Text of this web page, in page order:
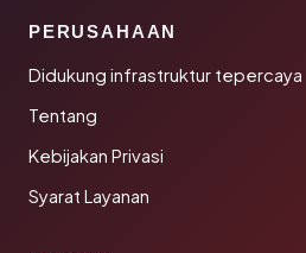
PERUSAHAAN
Didukung infrastruktur tepercaya
Tentang
Kebijakan Privasi
Syarat Layanan